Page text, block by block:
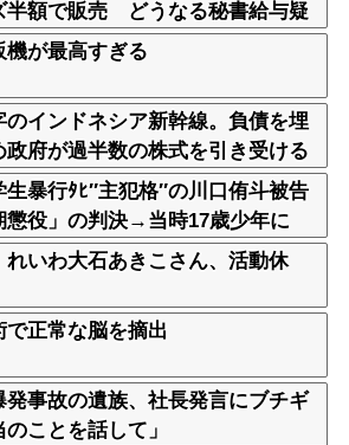
半額で販売 どうなる秘書給与疑
機が最高すぎる
のインドネシア新幹線。負債を埋
政府が過半数の株式を引き受ける
生暴行ﾀﾋ″主犯格″の川口侑斗被告
懲役」の判決→当時17歳少年に
年」の判決
れいわ大石あきこさん、活動休
で正常な脳を摘出
発事故の遺族、社長発言にブチギ
ことを話して」